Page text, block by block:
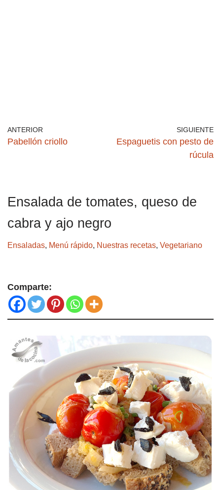
ANTERIOR
Pabellón criollo
SIGUIENTE
Espaguetis con pesto de
rúcula
Ensalada de tomates, queso de
cabra y ajo negro
Ensaladas, Menú rápido, Nuestras recetas, Vegetariano
Comparte: